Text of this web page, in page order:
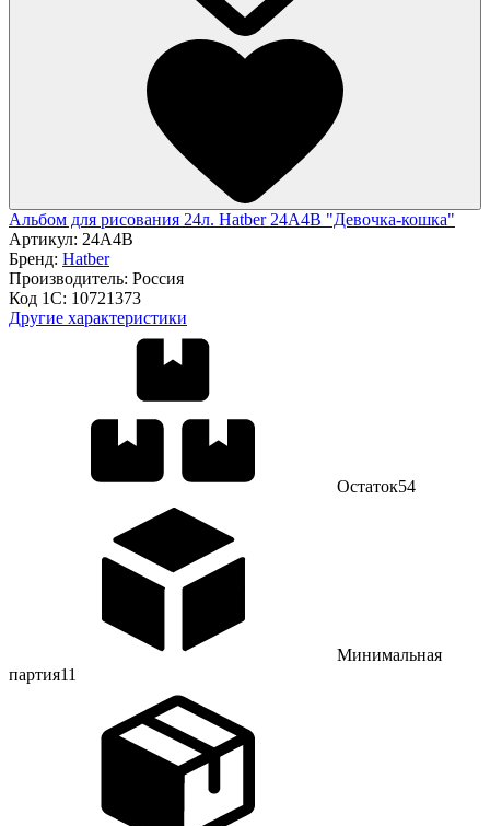
Альбом для рисования 24л. Hatber 24А4В "Девочка-кошка"
Артикул: 24А4В
Бренд: Hatber
Производитель: Россия
Код 1С: 10721373
Другие характеристики
Остаток54
Минимальная
партия11